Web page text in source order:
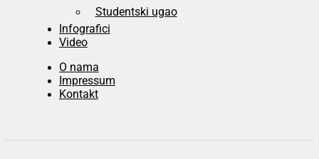
Studentski ugao
Infografici
Video
O nama
Impressum
Kontakt